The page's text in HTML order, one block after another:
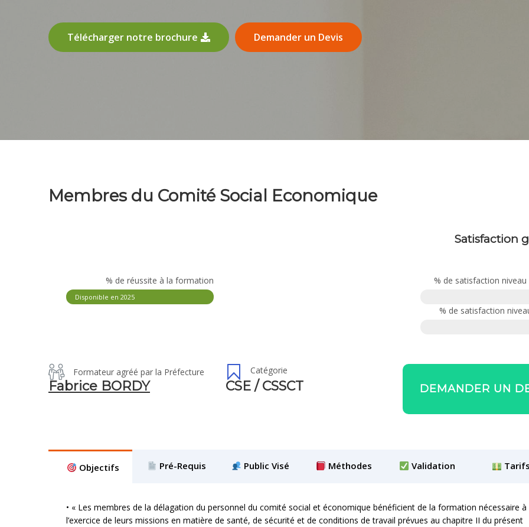
Télécharger notre brochure Demander un Devis
Membres du Comité Social Economique
Satisfaction
% de réussite à la formation
Disponible en 2025
% de satisfaction
% de satisfaction
Formateur agréé par la Préfecture
Fabrice BORDY
Catégorie
CSE / CSSCT DEMANDER UN
Objectifs Pré-Requis Public Visé Méthodes Validation
• « Les membres de la délagation du personnel du comité social et économique bénéficient de la formation nécessaire à
l’exercice de leurs missions en matière de santé, de sécurité et de conditions de travail prévues au chapitre II du présent